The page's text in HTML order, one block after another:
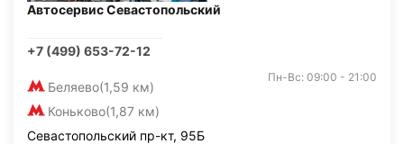
Автосервис Севастопольский
+7 (499) 653-72-12
Беляево(1,59 км)
Коньково(1,87 км)
Пн-Вс: 09:00 - 21:00
Севастопольский пр-кт, 95Б